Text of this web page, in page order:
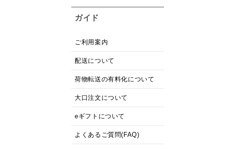
ガイド
ご利用案内
配送について
荷物転送の有料化について
大口注文について
eギフトについて
よくあるご質問(FAQ)